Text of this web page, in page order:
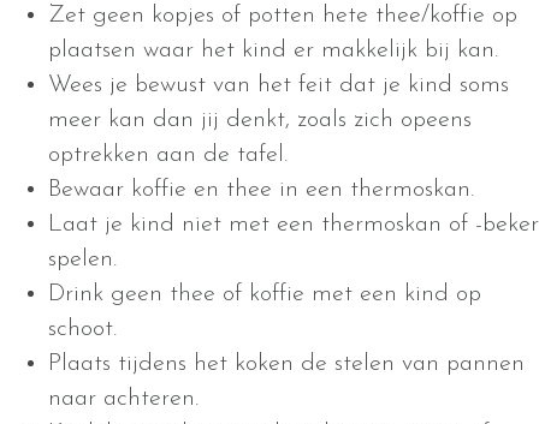
Zet geen kopjes of potten hete thee/koffie op
plaatsen waar het kind er makkelijk bij kan.
Wees je bewust van het feit dat je kind soms
meer kan dan jij denkt, zoals zich opeens
optrekken aan de tafel.
Bewaar koffie en thee in een thermoskan.
Laat je kind niet met een thermoskan of -beker
spelen.
Drink geen thee of koffie met een kind op
schoot.
Plaats tijdens het koken de stelen van pannen
naar achteren.